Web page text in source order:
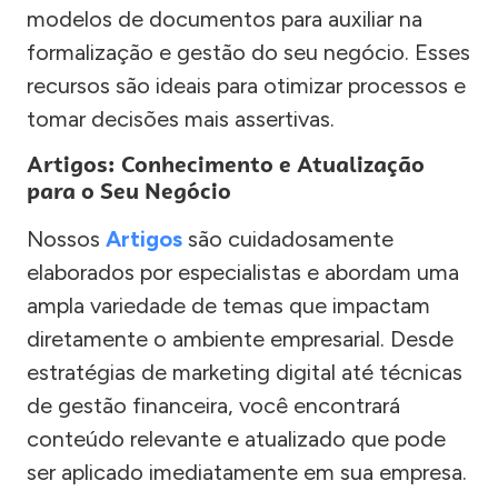
modelos de documentos para auxiliar na
formalização e gestão do seu negócio. Esses
recursos são ideais para otimizar processos e
tomar decisões mais assertivas.
Artigos: Conhecimento e Atualização
para o Seu Negócio
Nossos Artigos são cuidadosamente
elaborados por especialistas e abordam uma
ampla variedade de temas que impactam
diretamente o ambiente empresarial. Desde
estratégias de marketing digital até técnicas
de gestão financeira, você encontrará
conteúdo relevante e atualizado que pode
ser aplicado imediatamente em sua empresa.